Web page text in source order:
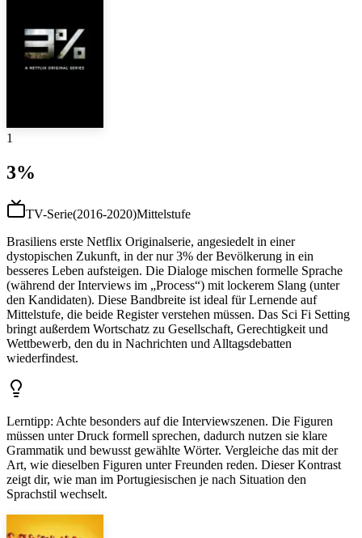
1
3%
TV-Serie(2016-2020)Mittelstufe
Brasiliens erste Netflix Originalserie, angesiedelt in einer
dystopischen Zukunft, in der nur 3% der Bevölkerung in ein
besseres Leben aufsteigen. Die Dialoge mischen formelle Sprache
(während der Interviews im „Process“) mit lockerem Slang (unter
den Kandidaten). Diese Bandbreite ist ideal für Lernende auf
Mittelstufe, die beide Register verstehen müssen. Das Sci Fi Setting
bringt außerdem Wortschatz zu Gesellschaft, Gerechtigkeit und
Wettbewerb, den du in Nachrichten und Alltagsdebatten
wiederfindest.
Lerntipp: Achte besonders auf die Interviewszenen. Die Figuren
müssen unter Druck formell sprechen, dadurch nutzen sie klare
Grammatik und bewusst gewählte Wörter. Vergleiche das mit der
Art, wie dieselben Figuren unter Freunden reden. Dieser Kontrast
zeigt dir, wie man im Portugiesischen je nach Situation den
Sprachstil wechselt.